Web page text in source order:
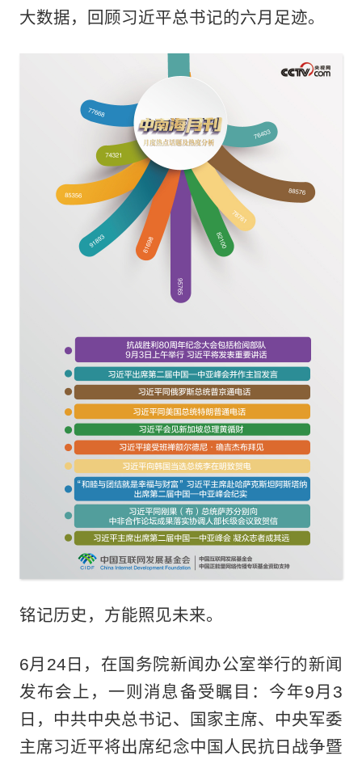
大数据，回顾习近平总书记的六月足迹。
铭记历史，方能照见未来。
6月24日，在国务院新闻办公室举行的新闻
发布会上，一则消息备受瞩目：今年9月3
日，中共中央总书记、国家主席、中央军委
主席习近平将出席纪念中国人民抗日战争暨